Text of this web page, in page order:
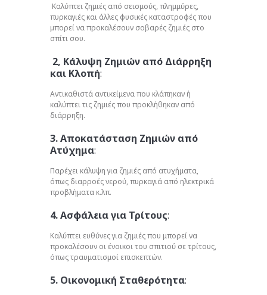
Καλύπτει ζημιές από σεισμούς, πλημμύρες,
πυρκαγιές και άλλες φυσικές καταστροφές που
μπορεί να προκαλέσουν σοβαρές ζημιές στο
σπίτι σου.
2, Κάλυψη Ζημιών από Διάρρηξη
και Κλοπή:
Αντικαθιστά αντικείμενα που κλάπηκαν ή
καλύπτει τις ζημιές που προκλήθηκαν από
διάρρηξη.
3. Αποκατάσταση Ζημιών από
Ατύχημα:
Παρέχει κάλυψη για ζημιές από ατυχήματα,
όπως διαρροές νερού, πυρκαγιά από ηλεκτρικά
προβλήματα κ.λπ.
4. Ασφάλεια για Τρίτους:
Καλύπτει ευθύνες για ζημιές που μπορεί να
προκαλέσουν οι ένοικοι του σπιτιού σε τρίτους,
όπως τραυματισμοί επισκεπτών.
5. Οικονομική Σταθερότητα: